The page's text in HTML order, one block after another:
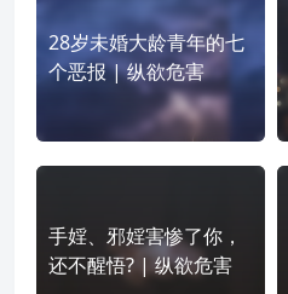
28岁未婚大龄青年的七
个恶报 | 纵欲危害
手婬、邪婬害惨了你，
还不醒悟? | 纵欲危害